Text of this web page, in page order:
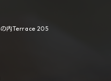
内Terrace 205